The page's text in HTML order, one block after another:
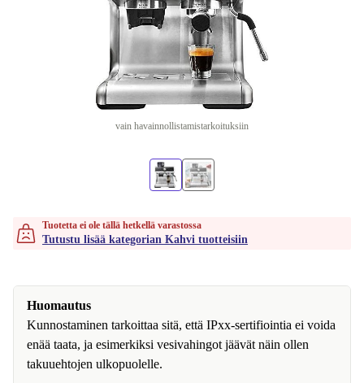
vain havainnollistamistarkoituksiin
Tuotetta ei ole tällä hetkellä varastossa
Tutustu lisää kategorian Kahvi tuotteisiin
Huomautus
Kunnostaminen tarkoittaa sitä, että IPxx-sertifiointia ei voida
enää taata, ja esimerkiksi vesivahingot jäävät näin ollen
takuuehtojen ulkopuolelle.